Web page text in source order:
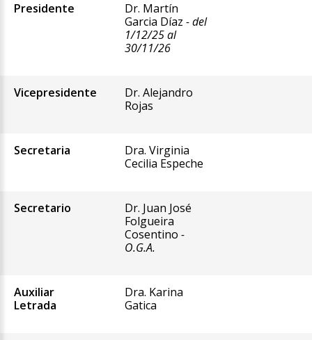
Presidente
Dr. Martín
Garcia Díaz - del
1/12/25 al
30/11/26
Vicepresidente
Dr. Alejandro
Rojas
Secretaria
Dra. Virginia
Cecilia Espeche
Secretario
Dr. Juan José
Folgueira
Cosentino -
O.G.A.
Auxiliar
Letrada
Dra. Karina
Gatica